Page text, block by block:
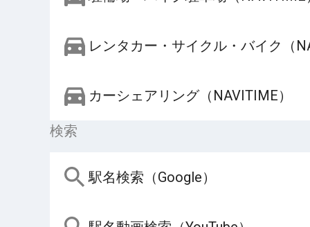
レンタカー・サイクル・バイク（
カーシェアリング（NAVITIME）
検索
駅名検索（Google）